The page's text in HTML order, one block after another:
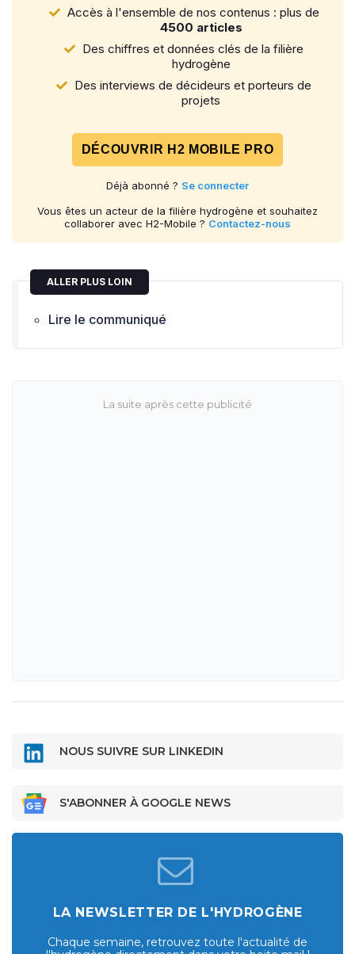
Accès à l'ensemble de nos contenus : plus de
4500 articles
Des chiffres et données clés de la filière
hydrogène
Des interviews de décideurs et porteurs de
projets
DÉCOUVRIR H2 MOBILE PRO
Déjà abonné ? Se connecter
Vous êtes un acteur de la filière hydrogène et souhaitez
collaborer avec H2-Mobile ? Contactez-nous
ALLER PLUS LOIN
Lire le communiqué
NOUS SUIVRE SUR LINKEDIN
S'ABONNER À GOOGLE NEWS
LA NEWSLETTER DE L'HYDROGÈNE
Chaque semaine, retrouvez toute l'actualité de